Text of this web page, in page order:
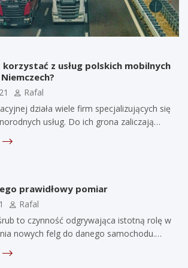
z usług polskich mobilnych
Rafal
działa wiele firm specjalizujących się
usług. Do ich grona zaliczają…
prawidłowy pomiar
Rafal
to czynność odgrywająca istotną rolę w
nowych felg do danego samochodu.…